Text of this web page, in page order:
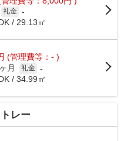
礼金 -
/ 29.13㎡
(管理費等：- )
月 礼金 -
/ 34.99㎡
レー